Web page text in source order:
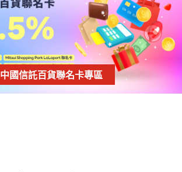
中國信託百貨聯名卡專區